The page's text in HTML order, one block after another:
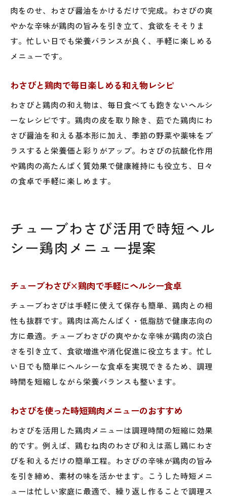
肉をのせ、わさび醤油をかけるだけで完成。わさびの爽
やかな辛味が鶏肉の旨みを引き立て、食欲をそそりま
す。忙しい日でも栄養バランスが良く、手軽に楽しめる
メニューです。
わさびと鶏肉で毎日楽しめる和え物レシピ
わさびと鶏肉の和え物は、毎日食べても飽きないヘルシ
ーなレシピです。鶏肉の皮を取り除き、茹でた鶏肉にわ
さび醤油を和える基本形に加え、季節の野菜や薬味をプ
ラスすると栄養価と彩りがアップ。わさびの抗酸化作用
や鶏肉の高たんぱく質効果で健康維持にも役立ち、日々
の食卓で手軽に楽しめます。
チューブわさび活用で時短ヘル
シー鶏肉メニュー提案
チューブわさび×鶏肉で手軽にヘルシー食卓
チューブわさびは手軽に使えて保存も簡単、鶏肉との相
性も抜群です。鶏肉は高たんぱく・低脂肪で健康志向の
方に最適。チューブわさびの爽やかな辛味が鶏肉の淡白
さを引き立て、食欲増進や消化促進に役立ちます。忙し
い日でも簡単にヘルシーな食卓を実現できるため、調理
時間を短縮しながら栄養バランスも整います。
わさびを使った時短鶏肉メニューのおすすめ
わさびを活用した鶏肉メニューは調理時間の短縮に効果
的です。例えば、鶏むね肉のわさび和えは蒸し鶏にわさ
びを和えるだけの簡単工程。わさびの辛味が鶏肉の旨み
を引き締め、素材の味を活かせます。こうした時短メニ
ューは忙しい家庭に最適で、繰り返し作ることで調理ス